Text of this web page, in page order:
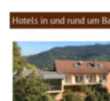
Hotels in und rund um